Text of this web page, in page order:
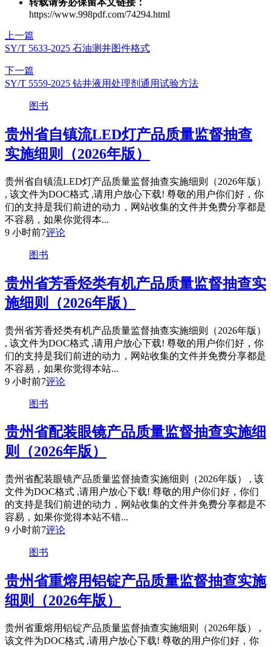
转载请务必保留本文链接：
https://www.998pdf.com/74294.html
上一篇
SY/T 5633-2025 石油测井图件格式
下一篇
SY/T 5559-2025 钻井液用处理剂通用试验方法
图书
贵州省自镇流LED灯产品质量监督抽查
实施细则（2026年版）
贵州省自镇流LED灯产品质量监督抽查实施细则（2026年版）
, 该文件为DOC格式 ,请用户放心下载! 尊敬的用户你们好，你
们的支持是我们前进的动力，网站收集的文件并免费分享都是
不容易，如果你觉得本...
9 小时前7评论
图书
贵州省芳香烃类有机产品质量监督抽查实
施细则（2026年版）
贵州省芳香烃类有机产品质量监督抽查实施细则（2026年版）
, 该文件为DOC格式 ,请用户放心下载! 尊敬的用户你们好，你
们的支持是我们前进的动力，网站收集的文件并免费分享都是
不容易，如果你觉得本站...
9 小时前7评论
图书
贵州省配装眼镜产品质量监督抽查实施细
则（2026年版）
贵州省配装眼镜产品质量监督抽查实施细则（2026年版） , 该
文件为DOC格式 ,请用户放心下载! 尊敬的用户你们好，你们
的支持是我们前进的动力，网站收集的文件并免费分享都是不
容易，如果你觉得本站不错...
9 小时前7评论
图书
贵州省重熔用铝锭产品质量监督抽查实施
细则（2026年版）
贵州省重熔用铝锭产品质量监督抽查实施细则（2026年版） ,
该文件为DOC格式 ,请用户放心下载! 尊敬的用户你们好，你